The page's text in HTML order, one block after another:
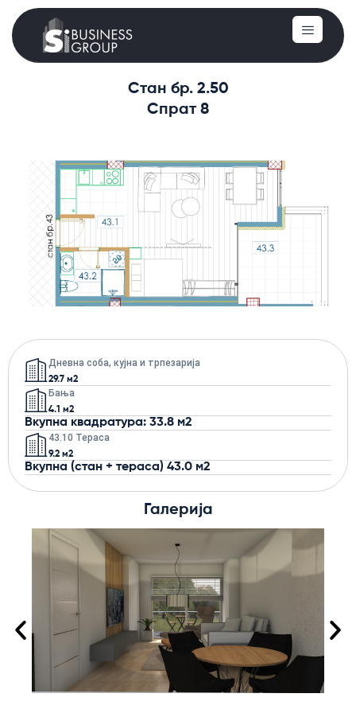
Стан бр. 2.50
Спрат 8
Дневна соба, кујна и трпезарија
29.7 м2
Бања
4.1 м2
Вкупна квадратура: 33.8 м2
43.10 Тераса
9.2 м2
Вкупна (стан + тераса) 43.0 м2
Галерија